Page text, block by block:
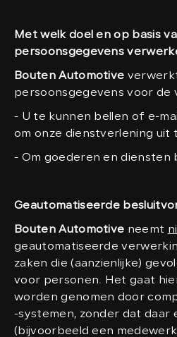
Met welk doel en op basis
persoonsgegevens
Bouten Automotive
persoonsgegevens voor de
- U te kunnen bellen of e-
om onze dienstverlening uit
- Om goederen en diensten
Geautomatiseerde
Bouten Automotive neemt
geautomatiseerde
zaken die (aanzienlijke)
voor personen. Het gaat
worden genomen door
-systemen, zonder dat daar
(bijvoorbeeld een